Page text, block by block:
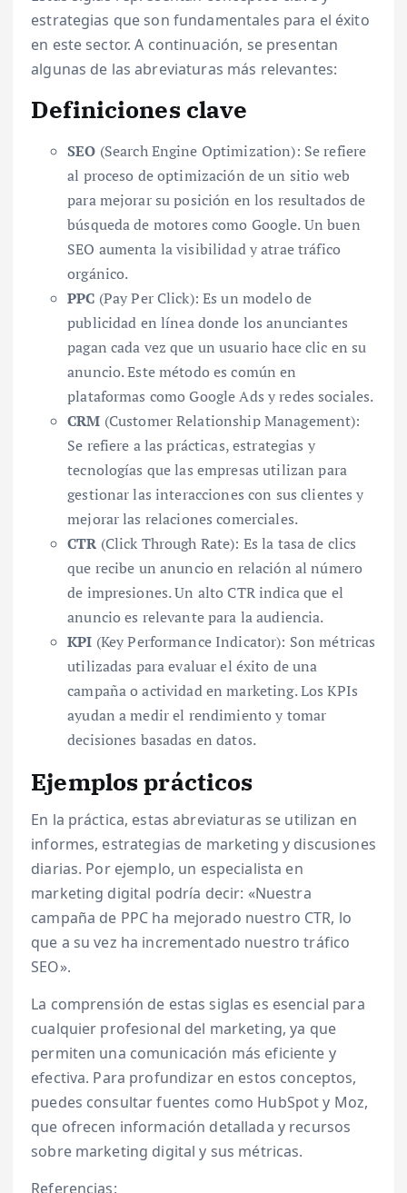
estrategias que son fundamentales para el éxito
en este sector. A continuación, se presentan
algunas de las abreviaturas más relevantes:
Definiciones clave
SEO (Search Engine Optimization): Se refiere
al proceso de optimización de un sitio web
para mejorar su posición en los resultados de
búsqueda de motores como Google. Un buen
SEO aumenta la visibilidad y atrae tráfico
orgánico.
PPC (Pay Per Click): Es un modelo de
publicidad en línea donde los anunciantes
pagan cada vez que un usuario hace clic en su
anuncio. Este método es común en
plataformas como Google Ads y redes sociales.
CRM (Customer Relationship Management):
Se refiere a las prácticas, estrategias y
tecnologías que las empresas utilizan para
gestionar las interacciones con sus clientes y
mejorar las relaciones comerciales.
CTR (Click Through Rate): Es la tasa de clics
que recibe un anuncio en relación al número
de impresiones. Un alto CTR indica que el
anuncio es relevante para la audiencia.
KPI (Key Performance Indicator): Son métricas
utilizadas para evaluar el éxito de una
campaña o actividad en marketing. Los KPIs
ayudan a medir el rendimiento y tomar
decisiones basadas en datos.
Ejemplos prácticos
En la práctica, estas abreviaturas se utilizan en
informes, estrategias de marketing y discusiones
diarias. Por ejemplo, un especialista en
marketing digital podría decir: «Nuestra
campaña de PPC ha mejorado nuestro CTR, lo
que a su vez ha incrementado nuestro tráfico
SEO».
La comprensión de estas siglas es esencial para
cualquier profesional del marketing, ya que
permiten una comunicación más eficiente y
efectiva. Para profundizar en estos conceptos,
puedes consultar fuentes como HubSpot y Moz,
que ofrecen información detallada y recursos
sobre marketing digital y sus métricas.
Referencias: